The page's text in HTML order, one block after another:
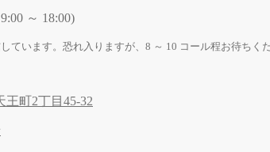
～ 18:00)
ています。恐れ入りますが、8 ～ 10 コール程お待ちくだ
町2丁目45-32